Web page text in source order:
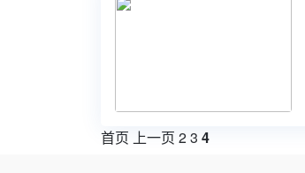
首页 上一页 23 4